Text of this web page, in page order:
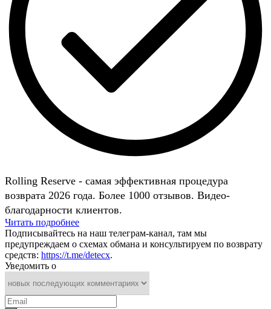
Rolling Reserve - самая эффективная процедура
возврата 2026 года. Более 1000 отзывов. Видео-
благодарности клиентов.
Читать подробнее
Подписывайтесь на наш телеграм-канал, там мы
предупреждаем о схемах обмана и консультируем по возврату
средств: https://t.me/detecx.
Уведомить о